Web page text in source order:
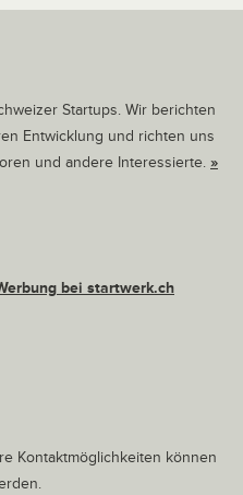
Startups. Wir berichten
Entwicklung und richten uns
und andere Interessierte. »
bei startwerk.ch
Kontaktmöglichkeiten können